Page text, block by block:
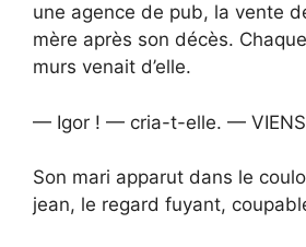
une agence de pub, la vente
mère après son décès.
murs venait d’elle.
— Igor ! — cria-t-elle. — VIENS
Son mari apparut dans le
jean, le regard fuyant,